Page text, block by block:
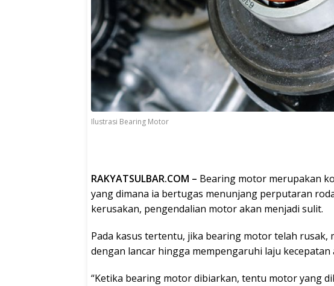
Ilustrasi Bearing Motor
RAKYATSULBAR.COM – Bearing motor merupakan
yang dimana ia bertugas menunjang perputaran
kerusakan, pengendalian motor akan menjadi sulit.
Pada kasus tertentu, jika bearing motor telah rusak,
dengan lancar hingga mempengaruhi laju kecepatan
“Ketika bearing motor dibiarkan, tentu motor yang